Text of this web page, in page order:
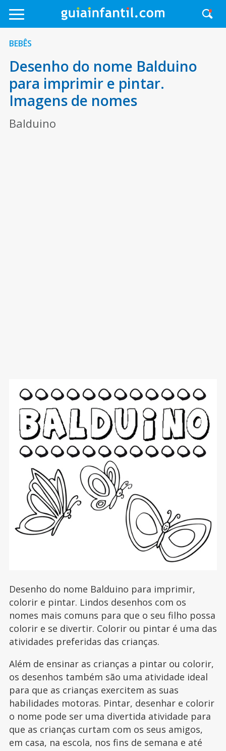
BEBÊS
Desenho do nome Balduino
para imprimir e pintar.
Imagens de nomes
Balduino
Desenho do nome Balduino para imprimir,
colorir e pintar. Lindos desenhos com os
nomes mais comuns para que o seu filho possa
colorir e se divertir. Colorir ou pintar é uma das
atividades preferidas das crianças.
Além de ensinar as crianças a pintar ou colorir,
os desenhos também são uma atividade ideal
para que as crianças exercitem as suas
habilidades motoras. Pintar, desenhar e colorir
o nome pode ser uma divertida atividade para
que as crianças curtam com os seus amigos,
em casa, na escola, nos fins de semana e até